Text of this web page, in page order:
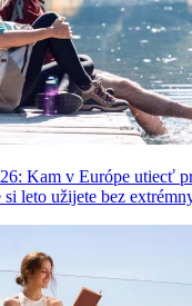
Kam v Európe utiecť
si leto užijete bez